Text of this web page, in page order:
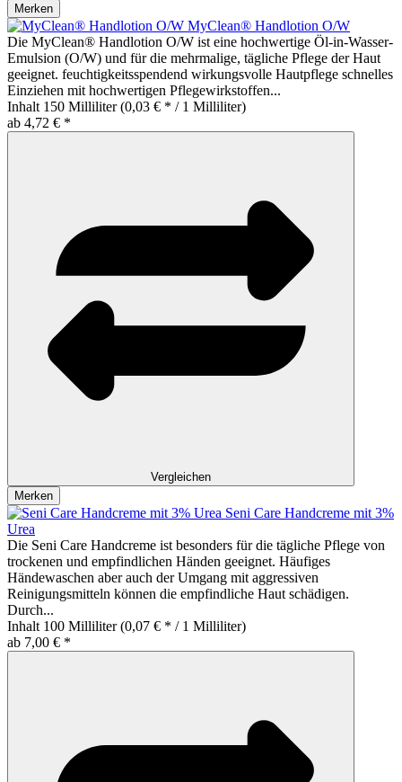
Merken
MyClean® Handlotion O/W
Die MyClean® Handlotion O/W ist eine hochwertige Öl-in-Wasser-
Emulsion (O/W) und für die mehrmalige, tägliche Pflege der Haut
geeignet. feuchtigkeitsspendend wirkungsvolle Hautpflege schnelles
Einziehen mit hochwertigen Pflegewirkstoffen...
Inhalt 150 Milliliter(0,03 € * / 1 Milliliter)
ab 4,72 € *
Vergleichen
Merken
Seni Care Handcreme mit 3%
Urea
Die Seni Care Handcreme ist besonders für die tägliche Pflege von
trockenen und empfindlichen Händen geeignet. Häufiges
Händewaschen aber auch der Umgang mit aggressiven
Reinigungsmitteln können die empfindliche Haut schädigen.
Durch...
Inhalt 100 Milliliter(0,07 € * / 1 Milliliter)
ab 7,00 € *